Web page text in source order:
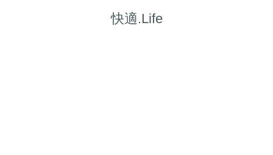
快適.Life